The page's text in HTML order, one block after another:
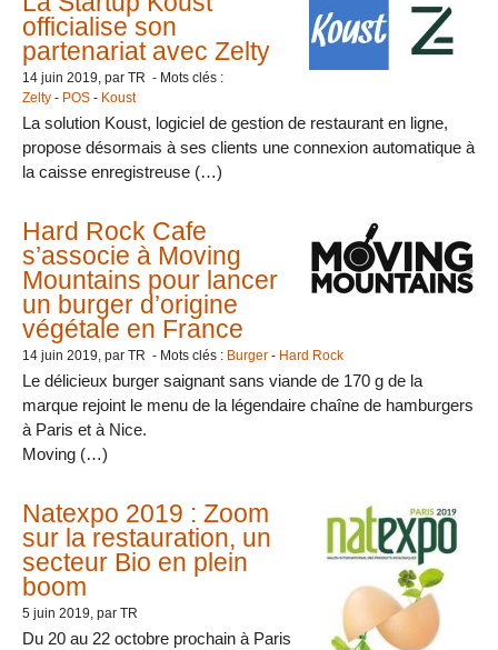
officialise son
partenariat avec Zelty
14 juin 2019, par TR - Mots clés :
Zelty - POS - Koust
La solution Koust, logiciel de gestion de restaurant en ligne,
propose désormais à ses clients une connexion automatique à
la caisse enregistreuse (…)
Hard Rock Cafe
s’associe à Moving
Mountains pour lancer
un burger d’origine
végétale en France
14 juin 2019, par TR - Mots clés : Burger - Hard Rock
Le délicieux burger saignant sans viande de 170 g de la
marque rejoint le menu de la légendaire chaîne de hamburgers
à Paris et à Nice.
Moving (…)
Natexpo 2019 : Zoom
sur la restauration, un
secteur Bio en plein
boom
5 juin 2019, par TR
Du 20 au 22 octobre prochain à Paris